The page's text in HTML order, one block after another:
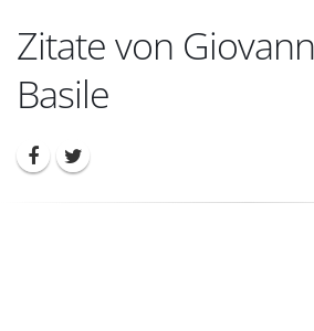
Zitate von
Basile